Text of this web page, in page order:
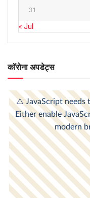
31
« Jul
कॉरोना अपडेट्स